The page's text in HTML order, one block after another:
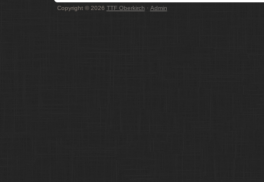
Copyright © 2026 TTF Oberkirch · Admin